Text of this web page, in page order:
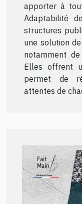
apporter à
Adaptabilité
structures
une solution
notamment
Elles offrent
permet de
attentes de